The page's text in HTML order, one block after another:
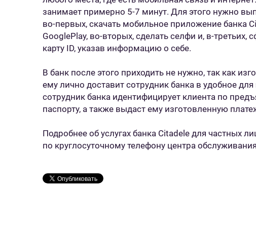
занимает примерно 5-7 минут. Для этого нужно
во-первых, скачать мобильное приложение банка
GooglePlay, во-вторых, сделать селфи и, в-третьих,
карту ID, указав информацию о себе.
В банк после этого приходить не нужно, так как
ему лично доставит сотрудник банка в удобное
сотрудник банка идентифицирует клиента по
паспорту, а также выдаст ему изготовленную
Подробнее об услугах банка Citadele для частных
по круглосуточному телефону центра